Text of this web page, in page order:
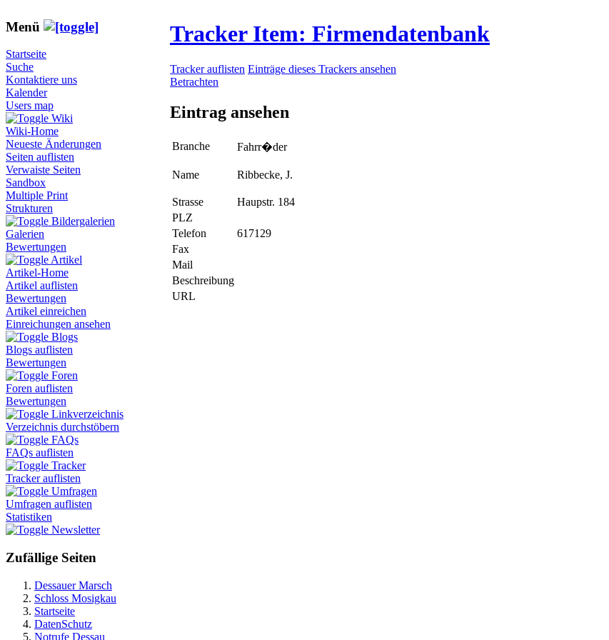
Menü
Startseite
Suche
Kontaktiere uns
Kalender
Users map
Wiki
Wiki-Home
Neueste Änderungen
Seiten auflisten
Verwaiste Seiten
Sandbox
Multiple Print
Strukturen
Bildergalerien
Galerien
Bewertungen
Artikel
Artikel-Home
Artikel auflisten
Bewertungen
Artikel einreichen
Einreichungen ansehen
Blogs
Blogs auflisten
Bewertungen
Foren
Foren auflisten
Bewertungen
Linkverzeichnis
Verzeichnis durchstöbern
FAQs
FAQs auflisten
Tracker
Tracker auflisten
Umfragen
Umfragen auflisten
Statistiken
Newsletter
Zufällige Seiten
Dessauer Marsch
Schloss Mosigkau
Startseite
DatenSchutz
Notrufe Dessau
Tracker Item: Firmendatenbank
Tracker auflisten Einträge dieses Trackers ansehen
Betrachten
Eintrag ansehen
Branche Fahrr�der
Name Ribbecke, J.
Strasse
Haupstr. 184
PLZ
Telefon
617129
Fax
Mail
Beschreibung
URL